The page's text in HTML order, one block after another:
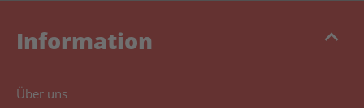
keyboard_arrow_up
Information
Über uns